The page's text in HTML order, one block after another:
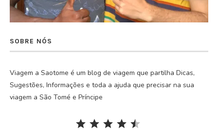
SOBRE NÓS
Viagem a Saotome é um blog de viagem que partilha Dicas,
Sugestões, Informações e toda a ajuda que precisar na sua
viagem a São Tomé e Príncipe